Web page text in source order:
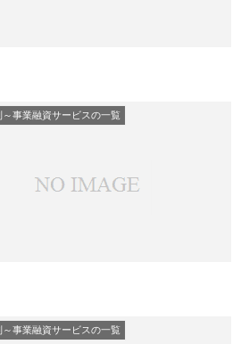
～事業融資サービスの一覧
～事業融資サービスの一覧